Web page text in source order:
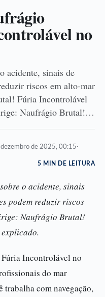
no
acidente, sinais de
riscos em alto-mar
Fúria Incontrolável
Naufrágio Brutal!…
dezembro de 2025, 00:15·
5 MIN DE LEITURA
o acidente, sinais
podem reduzir riscos
Naufrágio Brutal!
Incontrolável no
do mar
trabalha com navegação,